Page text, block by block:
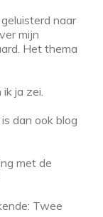
geluisterd naar
mijn
Het thema
ja zei.
is dan ook blog
met de
Twee